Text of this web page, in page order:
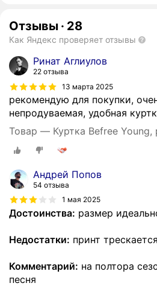
Отзывы · 28
Как Яндекс проверяет отзывы
Ринат Аглиулов
22 отзыва
13 марта 2025
рекомендую для покупки,
непродуваемая, удобная
Товар — Куртка Befree Young,
Андрей Попов
54 отзыва
1 мая 2025
Достоинства: размер
Недостатки: принт
Комментарий: на полтора
песня